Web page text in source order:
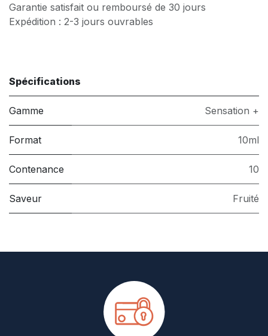
Garantie satisfait ou remboursé de 30 jours
Expédition : 2-3 jours ouvrables
Spécifications
Gamme Sensation +
Format 10ml
Contenance 10
Saveur Fruité